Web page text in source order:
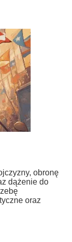
obronę
dążenie do
oraz